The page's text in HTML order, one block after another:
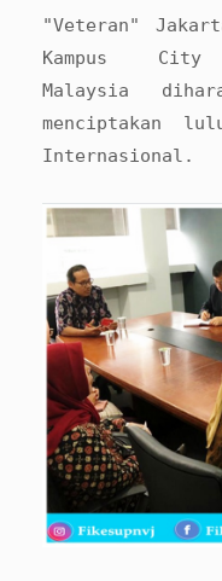
"Veteran"
Kampus
Malaysia
menciptakan
Internasional.